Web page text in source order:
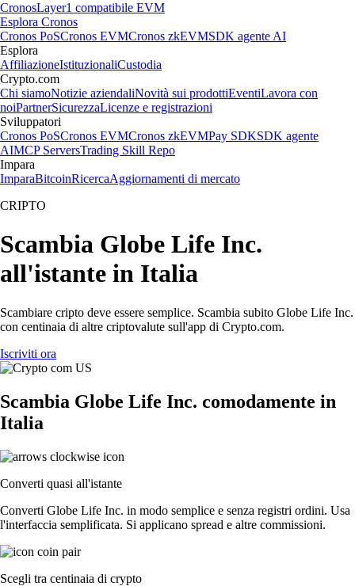
CronosLayer1 compatibile EVM
Esplora Cronos
Cronos PoSCronos EVMCronos zkEVMSDK agente AI
Esplora
AffiliazioneIstituzionaliCustodia
Crypto.com
Chi siamoNotizie aziendaliNovità sui prodottiEventiLavora con
noiPartnerSicurezzaLicenze e registrazioni
Sviluppatori
Cronos PoSCronos EVMCronos zkEVMPay SDKSDK agente
AIMCP ServersTrading Skill Repo
Impara
ImparaBitcoinRicercaAggiornamenti di mercato
CRIPTO
Scambia Globe Life Inc.
all'istante in Italia
Scambiare cripto deve essere semplice. Scambia subito Globe Life Inc.
con centinaia di altre criptovalute sull'app di Crypto.com.
Iscriviti ora
Scambia Globe Life Inc. comodamente in
Italia
Converti quasi all'istante
Converti Globe Life Inc. in modo semplice e senza registri ordini. Usa
l'interfaccia semplificata. Si applicano spread e altre commissioni.
Scegli tra centinaia di crypto